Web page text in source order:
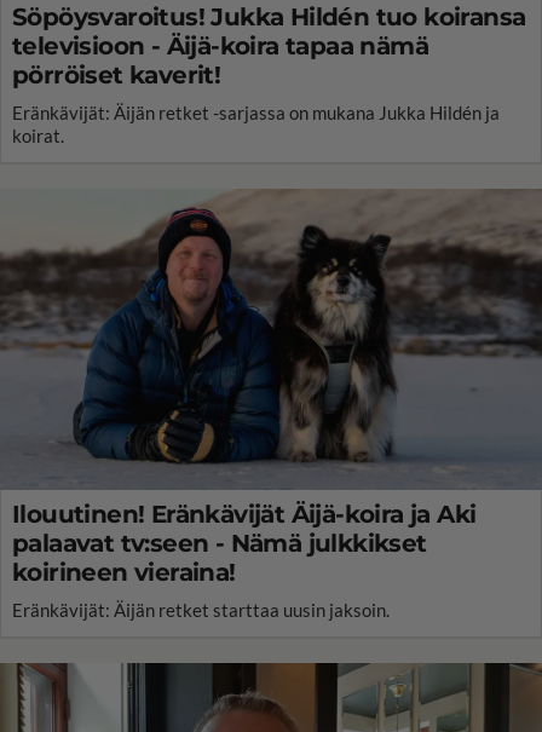
Söpöysvaroitus! Jukka Hildén tuo koiransa
televisioon - Äijä-koira tapaa nämä
pörröiset kaverit!
Eränkävijät: Äijän retket -sarjassa on mukana Jukka Hildén ja
koirat.
Ilouutinen! Eränkävijät Äijä-koira ja Aki
palaavat tv:seen - Nämä julkkikset
koirineen vieraina!
Eränkävijät: Äijän retket starttaa uusin jaksoin.